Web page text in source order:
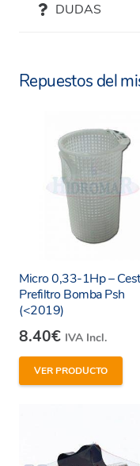
DUDAS
Repuestos del
Micro 0,33-1Hp –
Prefiltro Bomba Psh
(<2019)
8.40€ IVA Incl.
VER PRODUCTO